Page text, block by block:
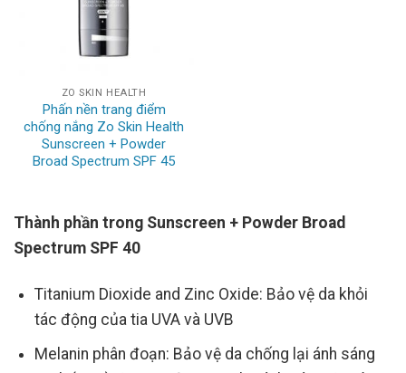
ZO SKIN HEALTH
Phấn nền trang điểm
chống nắng Zo Skin Health
Sunscreen + Powder
Broad Spectrum SPF 45
Thành phần trong Sunscreen + Powder Broad
Spectrum SPF 40
Titanium Dioxide and Zinc Oxide: Bảo vệ da khỏi
tác động của tia UVA và UVB
Melanin phân đoạn: Bảo vệ da chống lại ánh sáng